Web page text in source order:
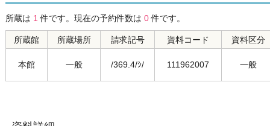
所蔵は 1 件です。現在の予約件数は 0件です。
所蔵館 所蔵場所 請求記号 資料コード 資料区分
本館 一般 /369.4/ｼ/ 111962007 一般